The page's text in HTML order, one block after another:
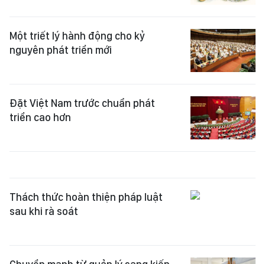
Một triết lý hành động cho kỷ
nguyên phát triển mới
Đặt Việt Nam trước chuẩn phát
triển cao hơn
Thách thức hoàn thiện pháp luật
sau khi rà soát